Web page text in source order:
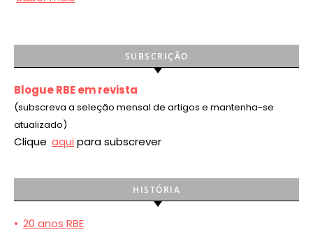
SUBSCRIÇÃO
Blogue RBE em revista
(subscreva a seleção mensal de artigos e mantenha-se
atualizado)
Clique aqui para subscrever
HISTÓRIA
• 20 anos RBE